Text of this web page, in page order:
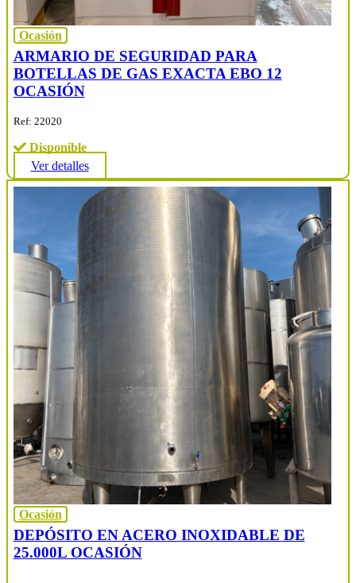
Ocasión
ARMARIO DE SEGURIDAD PARA
BOTELLAS DE GAS EXACTA EBO 12
OCASIÓN
Ref: 22020
Disponible
Ver detalles
Ocasión
DEPÓSITO EN ACERO INOXIDABLE DE
25.000L OCASIÓN